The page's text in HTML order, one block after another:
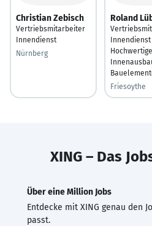
Christian Zebisch
Vertriebsmitarbeiter
Innendienst
Nürnberg
Roland
Innendienst
Friesoythe
XING – Das
Über eine Million Jobs
Entdecke mit XING genau den
passt.